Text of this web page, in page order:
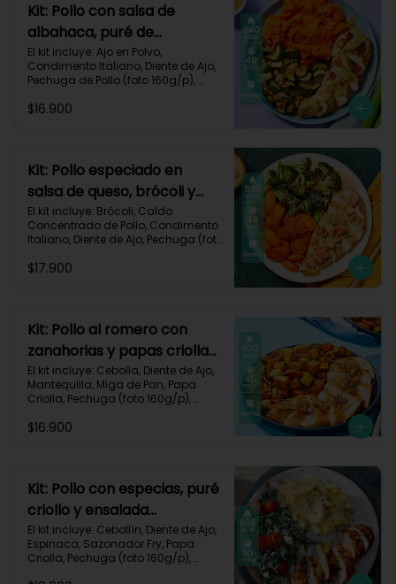
Kit: Pollo con salsa de
albahaca, puré de
zanahorias y zucchini-85
El kit incluye: Ajo en Polvo,
Condimento Italiano, Diente de Ajo,
Pechuga de Pollo (foto 160g/p),
Zanahoria, Zucchini Verde, Receta
Proteínas 35g
$16.900
Kit: Pollo especiado en
salsa de queso, brócoli y
zanahorias asadas-77
El kit incluye: Brócoli, Caldo
Concentrado de Pollo, Condimento
Italiano, Diente de Ajo, Pechuga (foto
Monterey Jack, Tomate, Zanahoria,
Proteínas 39g
$17.900
Kit: Pollo al romero con
zanahorias y papas criollas
asadas-59
El kit incluye: Cebolla, Diente de Ajo,
Mantequilla, Miga de Pan, Papa
Criolla, Pechuga (foto 160g/p),
Impresa.
$16.900
Kit: Pollo con especias, puré
criollo y ensalada
monterey-9
El kit incluye: Cebollín, Diente de Ajo,
Espinaca, Sazonador Fry, Papa
Criolla, Pechuga (foto 160g/p),